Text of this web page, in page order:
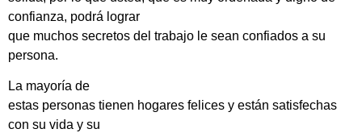
confianza, podrá lograr
que muchos secretos del trabajo le sean confiados a su
persona.
La mayoría de
estas personas tienen hogares felices y están satisfechas
con su vida y su